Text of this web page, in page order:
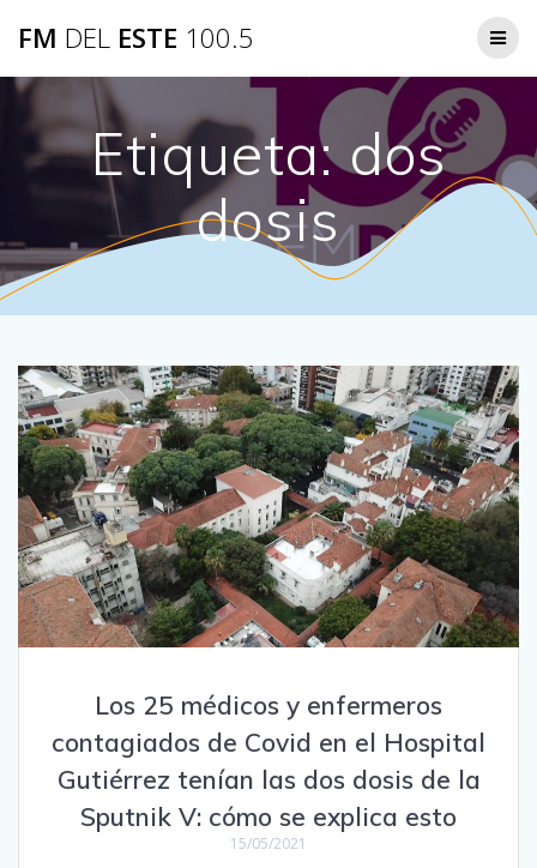
FM DEL ESTE 100.5
Etiqueta:dos
dosis
Los 25 médicos y enfermeros
contagiados de Covid en el Hospital
Gutiérrez tenían las dos dosis de la
Sputnik V: cómo se explica esto
15/05/2021